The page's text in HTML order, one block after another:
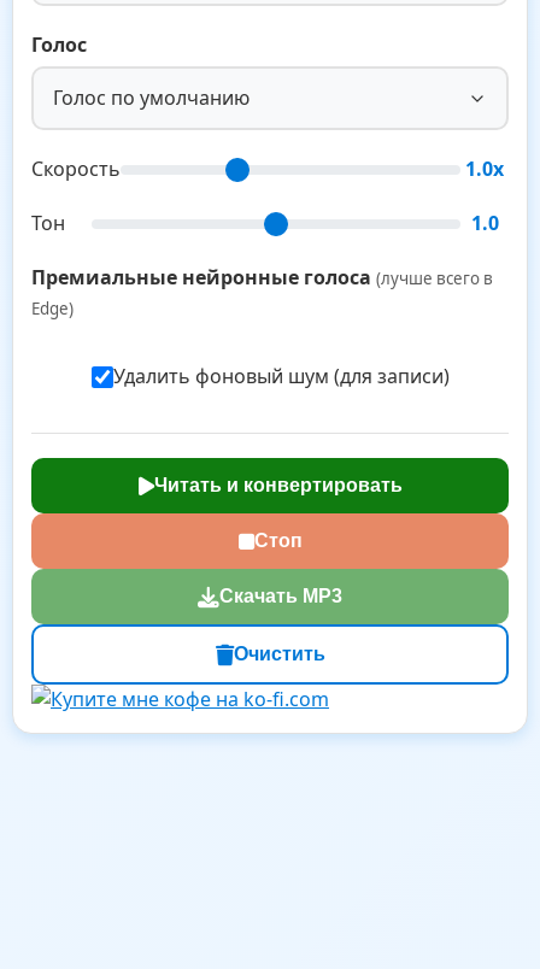
Голос
Голос по умолчанию
Скорость 1.0x
Тон 1.0
Премиальные нейронные голоса (лучше всего в
Edge)
Удалить фоновый шум (для записи)
Читать и конвертировать
Стоп
Скачать MP3
Очистить